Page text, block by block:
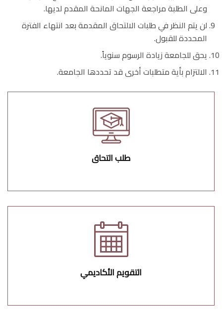
وعلى الطلبة مراجعة الجهات المانحة المقدم لديها.
لن يتم النظر في طلبات الالتحاق المقدمة بعد انتهاء الفترة
المحددة للقبول.
يحق للجامعة زيادة الرسوم سنوياً.
الالتزام بأية متطلبات أخرى قد تحددها الجامعة.
طلب التحاق
التقويم الأكاديمي